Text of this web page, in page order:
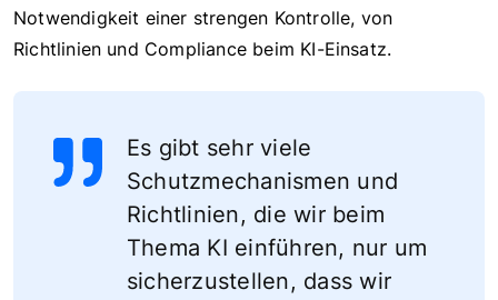
Notwendigkeit einer strengen Kontrolle, von
Richtlinien und Compliance beim KI-Einsatz.
Es gibt sehr viele
Schutzmechanismen und
Richtlinien, die wir beim
Thema KI einführen, nur um
sicherzustellen, dass wir